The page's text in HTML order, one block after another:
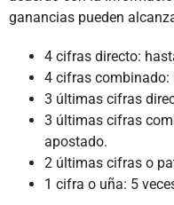
ganancias pueden
4 cifras directo:
4 cifras combinado:
3 últimas cifras
3 últimas cifras
apostado.
2 últimas cifras o
1 cifra o uña: 5